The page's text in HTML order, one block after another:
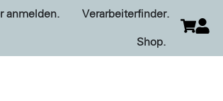
anmelden. Verarbeiterfinder.
Shop.